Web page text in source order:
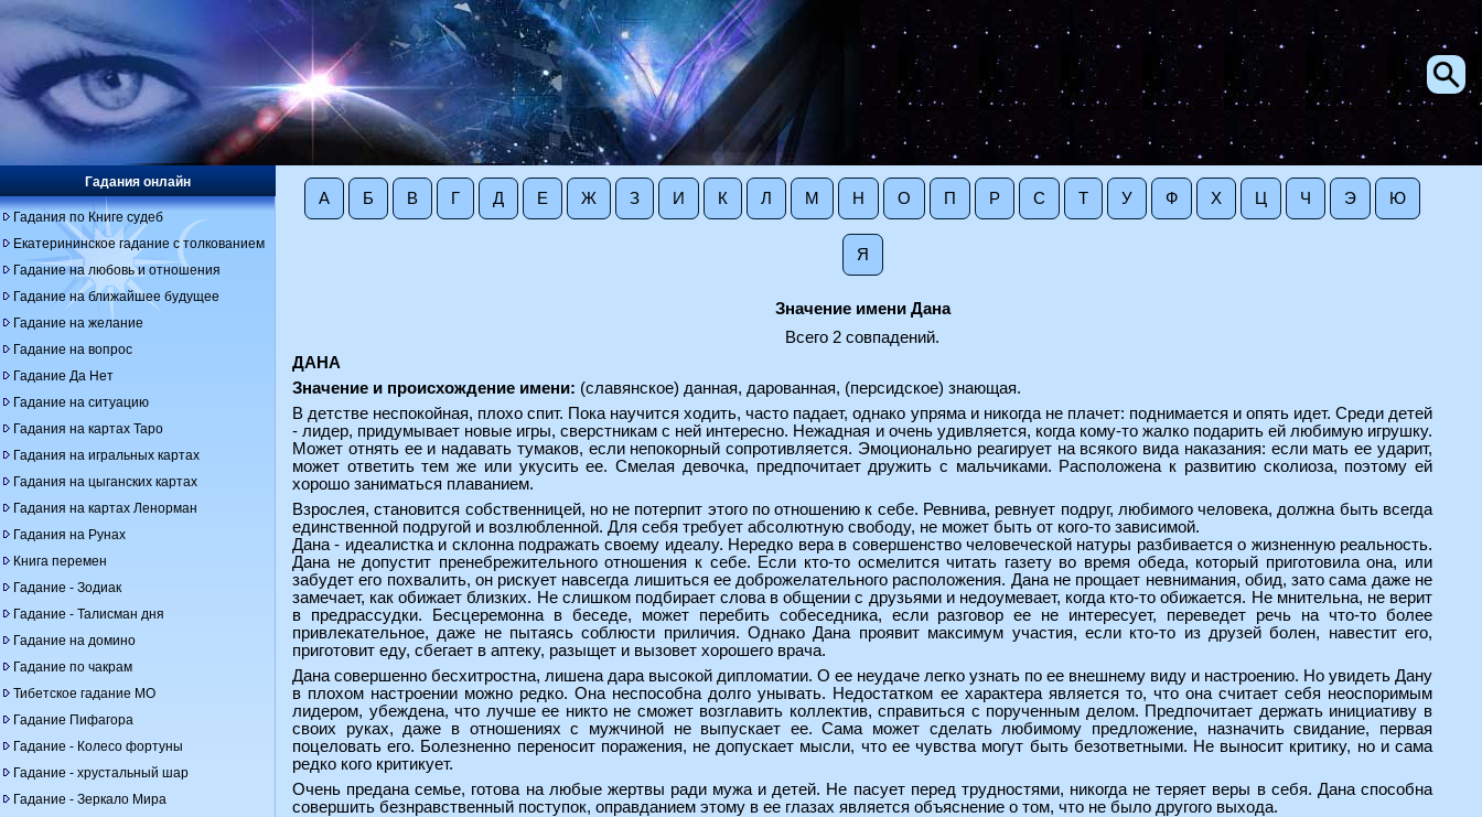
А Б В Г Д Е Ж З И К Л М Н О П Р С Т У Ф Х Ц Ч Э Ю
Я
Значение имени Дана
Всего 2 совпадений.
ДАНА
Значение и происхождение имени: (славянское) данная, дарованная, (персидское) знающая.
В детстве неспокойная, плохо спит. Пока научится ходить, часто падает, однако упряма и никогда не плачет: поднимается и опять идет. Среди детей
- лидер, придумывает новые игры, сверстникам с ней интересно. Нежадная и очень удивляется, когда кому-то жалко подарить ей любимую игрушку.
Может отнять ее и надавать тумаков, если непокорный сопротивляется. Эмоционально реагирует на всякого вида наказания: если мать ее ударит,
может ответить тем же или укусить ее. Смелая девочка, предпочитает дружить с мальчиками. Расположена к развитию сколиоза, поэтому ей
хорошо заниматься плаванием.
Взрослея, становится собственницей, но не потерпит этого по отношению к себе. Ревнива, ревнует подруг, любимого человека, должна быть всегда
единственной подругой и возлюбленной. Для себя требует абсолютную свободу, не может быть от кого-то зависимой.
Дана - идеалистка и склонна подражать своему идеалу. Нередко вера в совершенство человеческой натуры разбивается о жизненную реальность.
Дана не допустит пренебрежительного отношения к себе. Если кто-то осмелится читать газету во время обеда, который приготовила она, или
забудет его похвалить, он рискует навсегда лишиться ее доброжелательного расположения. Дана не прощает невнимания, обид, зато сама даже не
замечает, как обижает близких. Не слишком подбирает слова в общении с друзьями и недоумевает, когда кто-то обижается. Не мнительна, не верит
в предрассудки. Бесцеремонна в беседе, может перебить собеседника, если разговор ее не интересует, переведет речь на что-то более
привлекательное, даже не пытаясь соблюсти приличия. Однако Дана проявит максимум участия, если кто-то из друзей болен, навестит его,
приготовит еду, сбегает в аптеку, разыщет и вызовет хорошего врача.
Дана совершенно бесхитростна, лишена дара высокой дипломатии. О ее неудаче легко узнать по ее внешнему виду и настроению. Но увидеть Дану
в плохом настроении можно редко. Она неспособна долго унывать. Недостатком ее характера является то, что она считает себя неоспоримым
лидером, убеждена, что лучше ее никто не сможет возглавить коллектив, справиться с порученным делом. Предпочитает держать инициативу в
своих руках, даже в отношениях с мужчиной не выпускает ее. Сама может сделать любимому предложение, назначить свидание, первая
поцеловать его. Болезненно переносит поражения, не допускает мысли, что ее чувства могут быть безответными. Не выносит критику, но и сама
редко кого критикует.
Очень предана семье, готова на любые жертвы ради мужа и детей. Не пасует перед трудностями, никогда не теряет веры в себя. Дана способна
совершить безнравственный поступок, оправданием этому в ее глазах является объяснение о том, что не было другого выхода.
Гадания онлайн
Гадания по Книге судеб
Екатерининское гадание с толкованием
Гадание на любовь и отношения
Гадание на ближайшее будущее
Гадание на желание
Гадание на вопрос
Гадание Да Нет
Гадание на ситуацию
Гадания на картах Таро
Гадания на игральных картах
Гадания на цыганских картах
Гадания на картах Ленорман
Гадания на Рунах
Книга перемен
Гадание - Зодиак
Гадание - Талисман дня
Гадание на домино
Гадание по чакрам
Тибетское гадание МО
Гадание Пифагора
Гадание - Колесо фортуны
Гадание - хрустальный шар
Гадание - Зеркало Мира